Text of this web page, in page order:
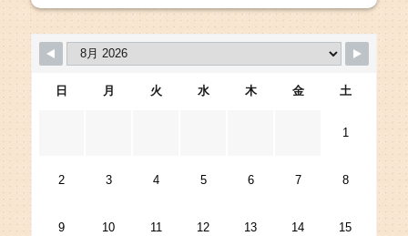
日 月 火 水 木 金 土
1
2 3 4 5 6 7 8
9 10 11 12 13 14 15